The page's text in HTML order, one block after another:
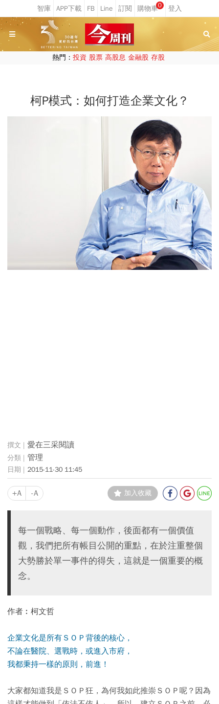
0
熱門： 投資 股票 高股息 金融股 存股
柯P模式：如何打造企業文化？
愛在三采閱讀
管理
2015-11-30 11:45
+A -A 加入收藏
每一個戰略、每一個動作，後面都有一個價值
觀，我們把所有帳目公開的重點，在於注重整個
大勢勝於單一事件的得失，這就是一個重要的概
念。
作者︰柯文哲
企業文化是所有ＳＯＰ背後的核心，
不論在醫院、選戰時，或進入市府，
我都秉持一樣的原則，前進！
大家都知道我是ＳＯＰ狂，為何我如此推崇ＳＯＰ呢？因為